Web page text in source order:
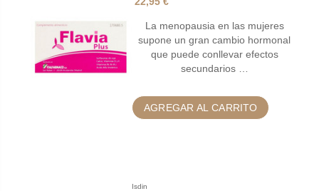
La menopausia en las mujeres
supone un gran cambio hormonal
que puede conllevar efectos
secundarios …
AGREGAR AL CARRITO
Isdin